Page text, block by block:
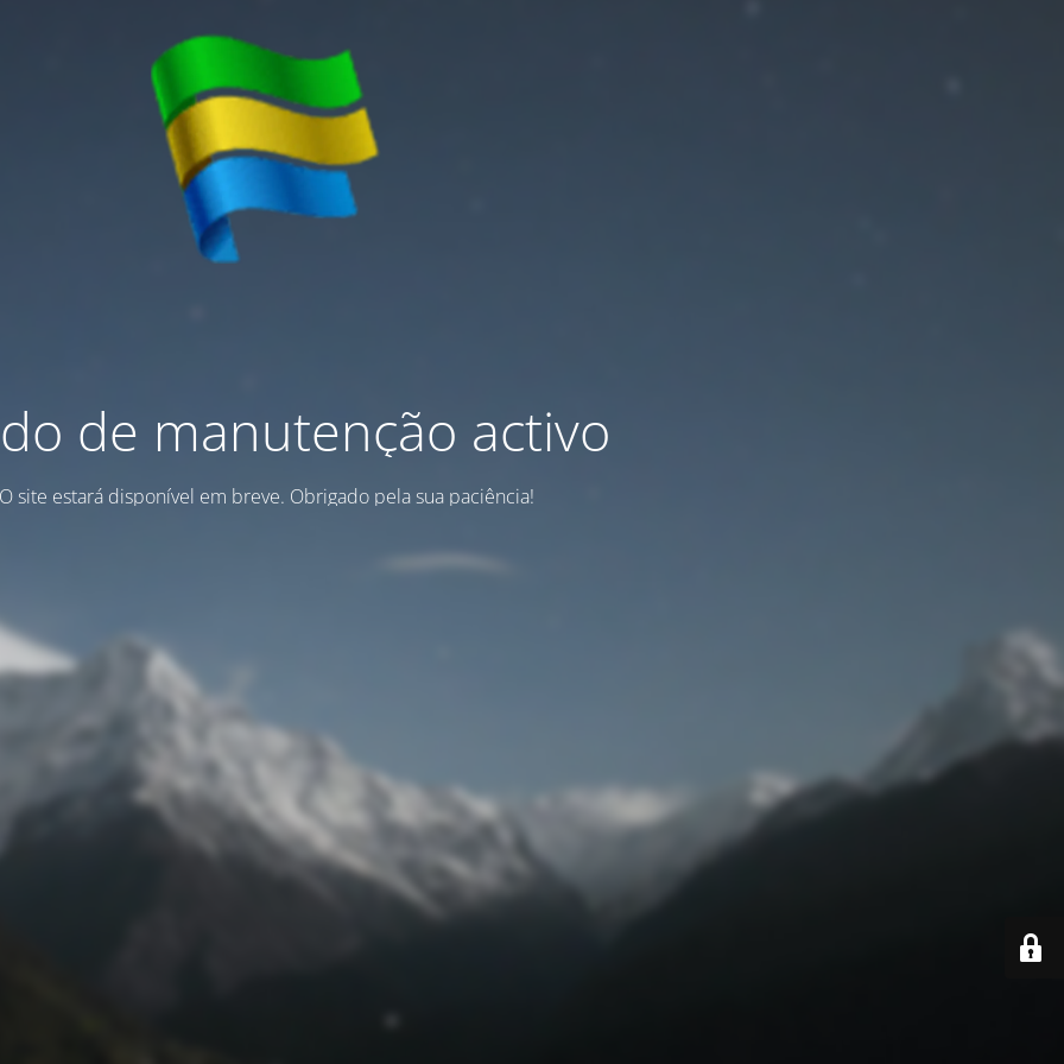
de manutenção activo
site estará disponível em breve. Obrigado pela sua paciência!